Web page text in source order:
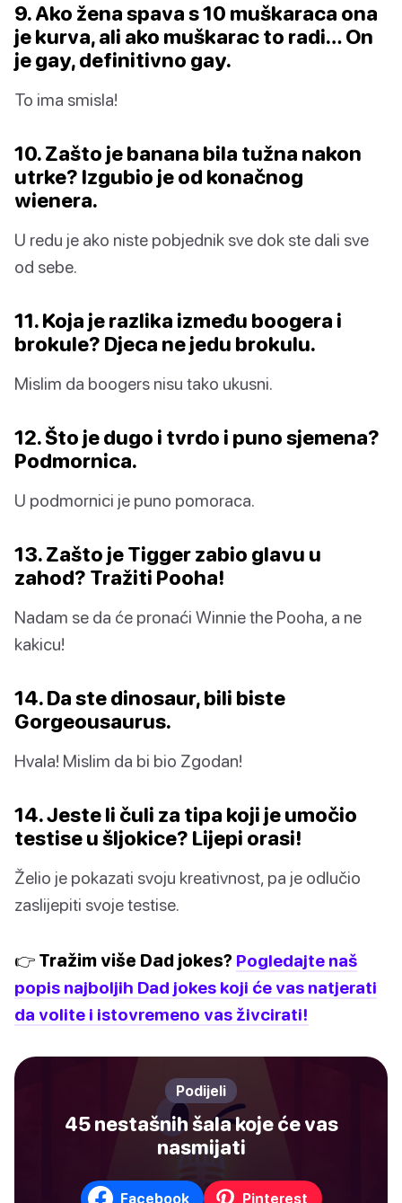
9. Ako žena spava s 10 muškaraca ona
je kurva, ali ako muškarac to radi… On
je gay, definitivno gay.
To ima smisla!
10. Zašto je banana bila tužna nakon
utrke? Izgubio je od konačnog
wienera.
U redu je ako niste pobjednik sve dok ste dali sve
od sebe.
11. Koja je razlika između boogera i
brokule? Djeca ne jedu brokulu.
Mislim da boogers nisu tako ukusni.
12. Što je dugo i tvrdo i puno sjemena?
Podmornica.
U podmornici je puno pomoraca.
13. Zašto je Tigger zabio glavu u
zahod? Tražiti Pooha!
Nadam se da će pronaći Winnie the Pooha, a ne
kakicu!
14. Da ste dinosaur, bili biste
Gorgeousaurus.
Hvala! Mislim da bi bio Zgodan!
14. Jeste li čuli za tipa koji je umočio
testise u šljokice? Lijepi orasi!
Želio je pokazati svoju kreativnost, pa je odlučio
zaslijepiti svoje testise.
👉 Tražim više Dad jokes? Pogledajte naš
popis najboljih Dad jokes koji će vas natjerati
da volite i istovremeno vas živcirati!
Podijeli
45 nestašnih šala koje će vas
nasmijati
Facebook Pinterest